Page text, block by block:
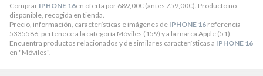
Comprar IPHONE 16en oferta por 689,00€ (antes 759,00€). Producto no
disponible, recogida en tienda.
Precio, información, características e imágenes de IPHONE 16 referencia
5335586, pertenece a la categoría Móviles (159) y a la marca Apple (51).
Encuentra productos relacionados y de similares características a IPHONE 16
en "Móviles".